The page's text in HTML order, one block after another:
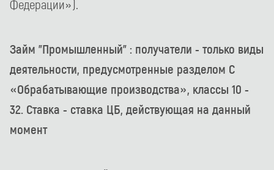
Федерации»).
Займ "Промышленный" : получатели - только виды
деятельности, предусмотренные разделом С
«Обрабатывающие производства», классы 10 -
32. Ставка - ставка ЦБ, действующая на данный
момент